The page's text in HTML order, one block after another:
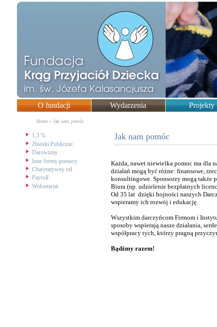
O fundacji Wydarzenia Projekty
You are here
Home» Jak nam pomóc
1,5 %
Zbiórki Publiczne
Darowizny
Inne formy pomocy
Charytatywny cel
Payroll
Wolontariat
Jak nam pomóc
Każda, nawet niewielka pomoc ma dla
działań mogą być różne: finansowe,
konsultingowe. Sponsorzy mogą także
Biura (np. udzielenie bezpłatnych
Od 35 lat dzięki hojności naszych
wspieramy ich rozwój i edukację.
Wszystkim darczyńcom Firmom i
sposoby wspierają nasze działania,
współpracy tych, którzy pragną
Bądźmy razem!